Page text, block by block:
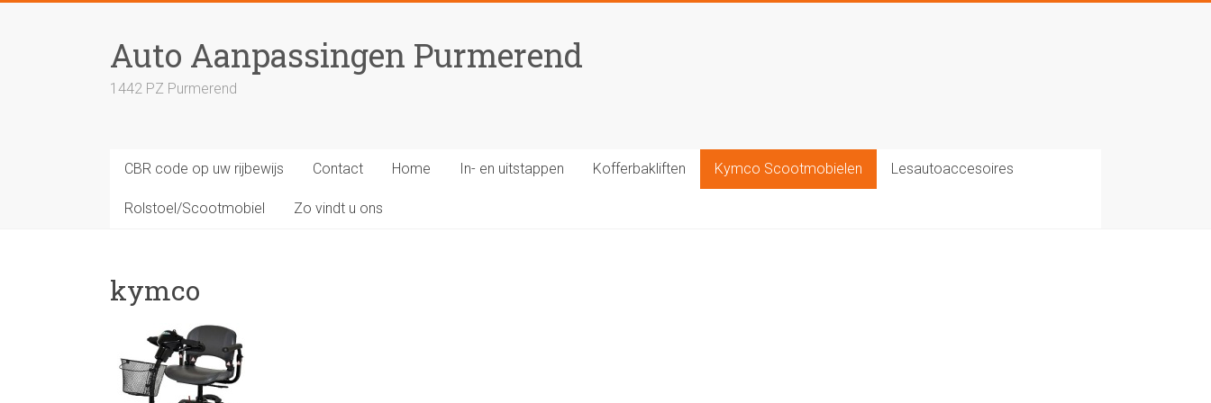
Auto Aanpassingen Purmerend
1442 PZ Purmerend
CBR code op uw rijbewijs Contact Home In- en uitstappen Kofferbakliften Kymco Scootmobielen Lesautoaccesoires
Rolstoel/Scootmobiel Zo vindt u ons
kymco